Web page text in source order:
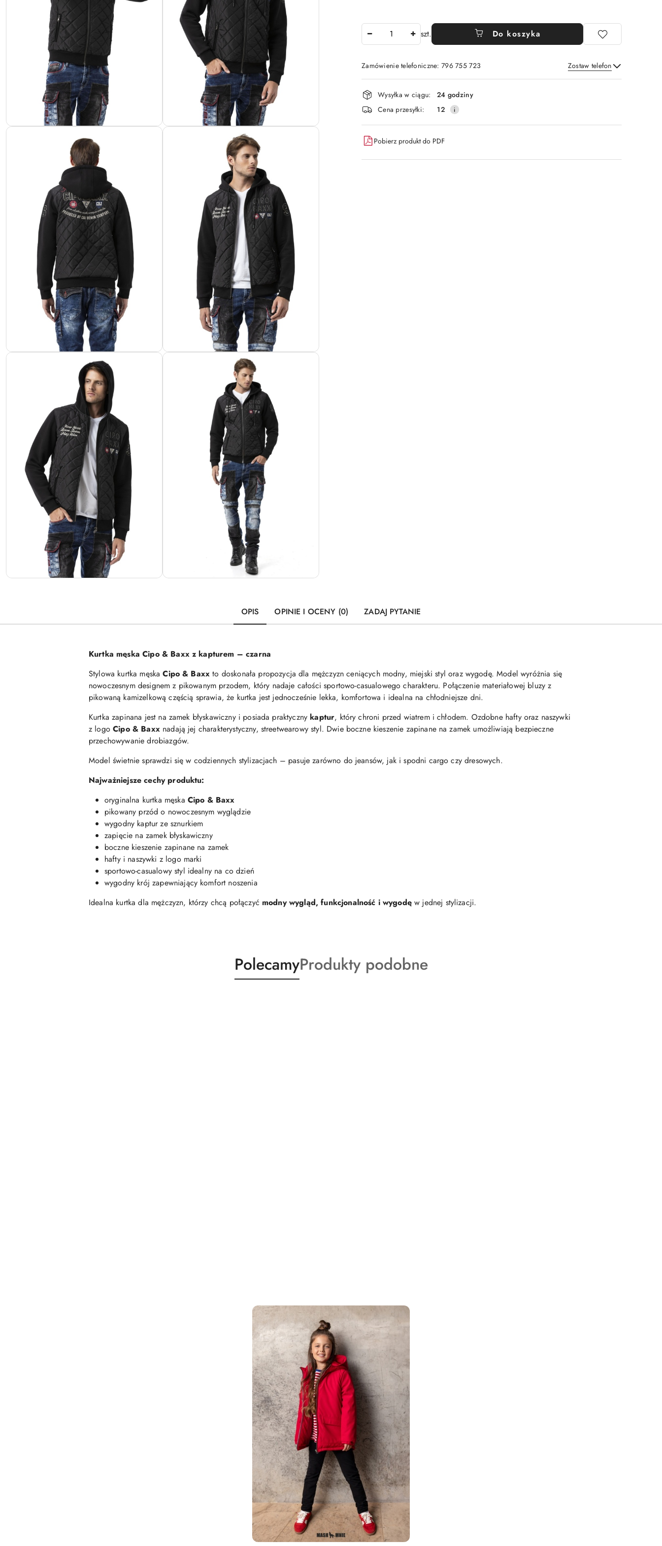
szt. Do koszyka
Zamówienie telefoniczne: 796 755 723 Zostaw telefon
Wyślij
Dostępność
i
dostawa
Wysyłka w ciągu:
24 godziny
Cena przesyłki:
12
Pobierz produkt do PDF
OPIS OPINIE I OCENY (0) ZADAJ PYTANIE
Kurtka męska Cipo & Baxx z kapturem – czarna
Stylowa kurtka męskaCipo & Baxx to doskonała propozycja dla mężczyzn ceniących modny, miejski styl oraz wygodę. Model wyróżnia się
nowoczesnym designem z pikowanym przodem, który nadaje całości sportowo-casualowego charakteru. Połączenie materiałowej bluzy z
pikowaną kamizelkową częścią sprawia, że kurtka jest jednocześnie lekka, komfortowa i idealna na chłodniejsze dni.
Kurtka zapinana jest na zamek błyskawiczny i posiada praktyczny kaptur, który chroni przed wiatrem i chłodem. Ozdobne hafty oraz naszywki
z logoCipo & Baxxnadają jej charakterystyczny, streetwearowy styl. Dwie boczne kieszenie zapinane na zamek umożliwiają bezpieczne
przechowywanie drobiazgów.
Model świetnie sprawdzi się w codziennych stylizacjach – pasuje zarówno do jeansów, jak i spodni cargo czy dresowych.
Najważniejsze cechy produktu:
oryginalna kurtka męska Cipo & Baxx
pikowany przód o nowoczesnym wyglądzie
wygodny kaptur ze sznurkiem
zapięcie na zamek błyskawiczny
boczne kieszenie zapinane na zamek
hafty i naszywki z logo marki
sportowo-casualowy styl idealny na co dzień
wygodny krój zapewniający komfort noszenia
Idealna kurtka dla mężczyzn, którzy chcą połączyć modny wygląd, funkcjonalność i wygodęw jednej stylizacji.
Produkty
o
PolecamyProdukty
o
Produkty podobne